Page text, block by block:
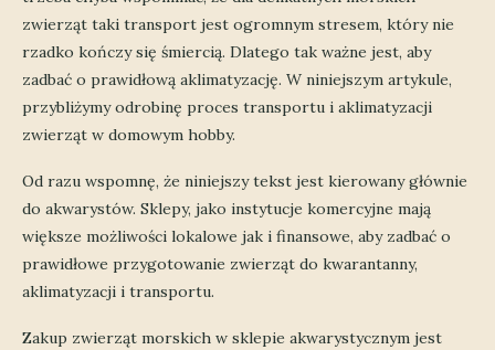
zwierząt taki transport jest ogromnym stresem, który nie
rzadko kończy się śmiercią. Dlatego tak ważne jest, aby
zadbać o prawidłową aklimatyzację. W niniejszym artykule,
przybliżymy odrobinę proces transportu i aklimatyzacji
zwierząt w domowym hobby.
Od razu wspomnę, że niniejszy tekst jest kierowany głównie
do akwarystów. Sklepy, jako instytucje komercyjne mają
większe możliwości lokalowe jak i finansowe, aby zadbać o
prawidłowe przygotowanie zwierząt do kwarantanny,
aklimatyzacji i transportu.
Zakup zwierząt morskich w sklepie akwarystycznym jest